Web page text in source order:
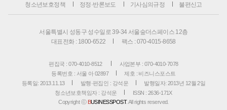
청소년보호정책 정정·반론보도 기사심의규정 불편신고
서울특별시 성동구 성수일로 39-34 서울숲더스페이스 12층
대표전화 : 1800-6522
팩스 : 070-4015-8658
편집국 : 070-4010-8512
사업본부 : 070-4010-7078
등록번호 : 서울 아 02897
제호 : 비즈니스포스트
등록일: 2013.11.13
발행·편집인 : 강석운
발행일자: 2013년 12월 2일
청소년보호책임자 : 강석운
ISSN : 2636-171X
Copyright ⓒ BUSINESSPOST. All rights reserved.